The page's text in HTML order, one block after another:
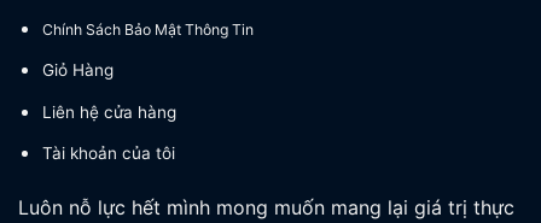
Chính Sách Bảo Mật Thông Tin
Giỏ Hàng
Liên hệ cửa hàng
Tài khoản của tôi
Luôn nỗ lực hết mình mong muốn mang lại giá trị thực